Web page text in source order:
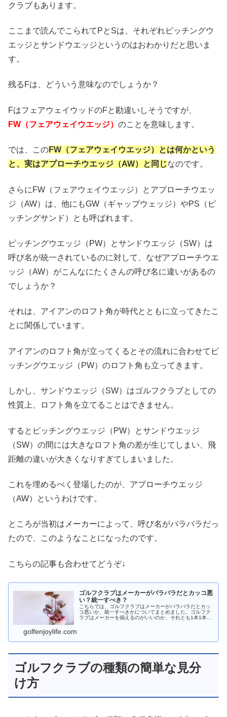
クラブもあります。
ここまで読んでこられてPとSは、それぞれピッチングウ
エッジとサンドウエッジというのはおわかりだと思いま
す。
残るFは、どういう意味なのでしょうか？
FはフェアウェイウッドのFと勘違いしそうですが、
FW（フェアウェイウエッジ） のことを意味します。
では、このFW（フェアウェイウエッジ）とは何かという
と、実はアプローチウエッジ（AW）と同じなのです。
さらにFW（フェアウェイウエッジ）とアプローチウエッ
ジ（AW）は、他にもGW（ギャップウェッジ）やPS（ピ
ッチングサンド）とも呼ばれます。
ピッチングウエッジ（PW）とサンドウエッジ（SW）は
呼び名が統一されているのに対して、なぜアプローチウエ
ッジ（AW）がこんなにたくさんの呼び名に違いがあるの
でしょうか？
それは、アイアンのロフト角が時代とともに立ってきたこ
とに関係しています。
アイアンのロフト角が立ってくるとその流れに合わせてピ
ッチングウエッジ（PW）のロフト角も立ってきます。
しかし、サンドウエッジ（SW）はゴルフクラブとしての
性質上、ロフト角を立てることはできません。
するとピッチングウエッジ（PW）とサンドウエッジ
（SW）の間には大きなロフト角の差が生じてしまい、飛
距離の違いが大きくなりすぎてしまいました。
これを埋めるべく登場したのが、アプローチウエッジ
（AW）というわけです。
ところが当初はメーカーによって、呼び名がバラバラだっ
たので、このようなことになったのです。
こちらの記事も合わせてどうぞ↓
ゴルフクラブはメーカーがバラバラだとカッコ悪
い？統一すべき？
こちらでは、ゴルフクラブはメーカーがバラバラだとカッ
コ悪いか、統一すべきかについてまとめました。ゴルフク
ラブはメーカーを揃えるのがいいのか、それとも1本1本こ
golfenjoylife.com
ゴルフクラブの種類の簡単な見分
け方